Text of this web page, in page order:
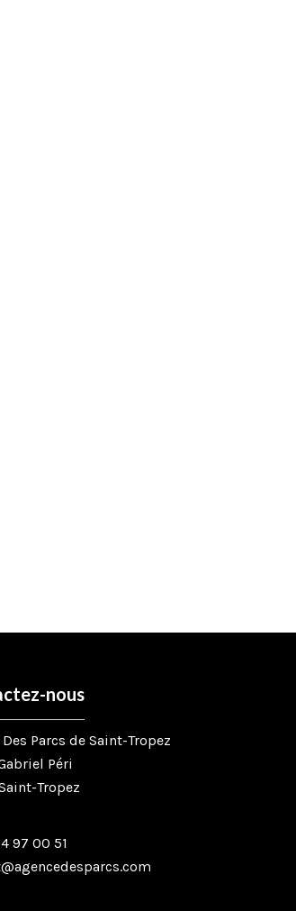
nous
Des Parcs de Saint-Tropez
Péri
Tropez
97 00 51